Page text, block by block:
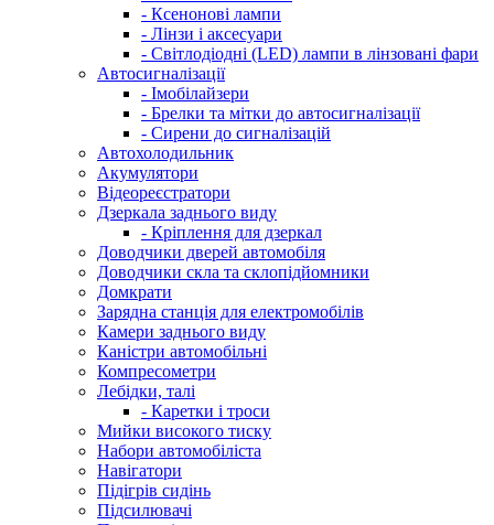
- Ксенонові лампи
- Лінзи і аксесуари
- Світлодіодні (LED) лампи в лінзовані фари
Автосигналізації
- Імобілайзери
- Брелки та мітки до автосигналізації
- Сирени до сигналізацій
Автохолодильник
Акумулятори
Відеореєстратори
Дзеркала заднього виду
- Кріплення для дзеркал
Доводчики дверей автомобіля
Доводчики скла та склопідйомники
Домкрати
Зарядна станція для електромобілів
Камери заднього виду
Каністри автомобільні
Компресометри
Лебідки, талі
- Каретки і троси
Мийки високого тиску
Набори автомобіліста
Навігатори
Підігрів сидінь
Підсилювачі